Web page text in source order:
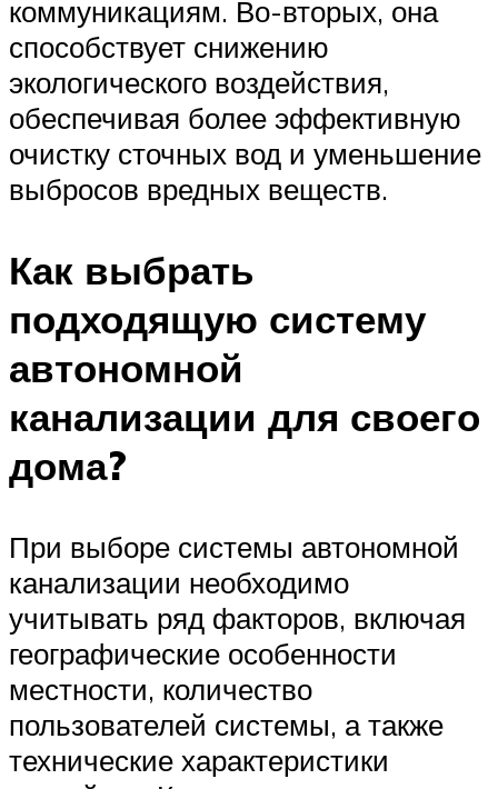
коммуникациям. Во-вторых, она
способствует снижению
экологического воздействия,
обеспечивая более эффективную
очистку сточных вод и уменьшение
выбросов вредных веществ.
Как выбрать
подходящую систему
автономной
канализации для своего
дома?
При выборе системы автономной
канализации необходимо
учитывать ряд факторов, включая
географические особенности
местности, количество
пользователей системы, а также
технические характеристики